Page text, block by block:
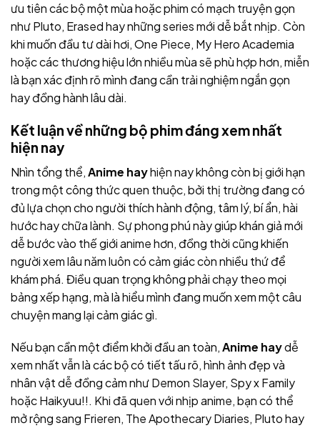
ưu tiên các bộ một mùa hoặc phim có mạch truyện gọn
như Pluto, Erased hay những series mới dễ bắt nhịp. Còn
khi muốn đầu tư dài hơi, One Piece, My Hero Academia
hoặc các thương hiệu lớn nhiều mùa sẽ phù hợp hơn, miễn
là bạn xác định rõ mình đang cần trải nghiệm ngắn gọn
hay đồng hành lâu dài.
Kết luận về những bộ phim đáng xem nhất
hiện nay
Nhìn tổng thể,Anime hayhiện nay không còn bị giới hạn
trong một công thức quen thuộc, bởi thị trường đang có
đủ lựa chọn cho người thích hành động, tâm lý, bí ẩn, hài
hước hay chữa lành. Sự phong phú này giúp khán giả mới
dễ bước vào thế giới anime hơn, đồng thời cũng khiến
người xem lâu năm luôn có cảm giác còn nhiều thứ để
khám phá. Điều quan trọng không phải chạy theo mọi
bảng xếp hạng, mà là hiểu mình đang muốn xem một câu
chuyện mang lại cảm giác gì.
Nếu bạn cần một điểm khởi đầu an toàn,Anime haydễ
xem nhất vẫn là các bộ có tiết tấu rõ, hình ảnh đẹp và
nhân vật dễ đồng cảm như Demon Slayer, Spy x Family
hoặc Haikyuu!!. Khi đã quen với nhịp anime, bạn có thể
mở rộng sang Frieren, The Apothecary Diaries, Pluto hay